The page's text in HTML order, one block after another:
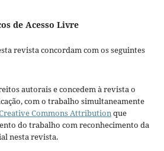
de Acesso Livre
revista concordam com os seguintes
autorais e concedem à revista o
com o trabalho simultaneamente
Commons Attributionque
do trabalho com reconhecimento da
nesta revista.